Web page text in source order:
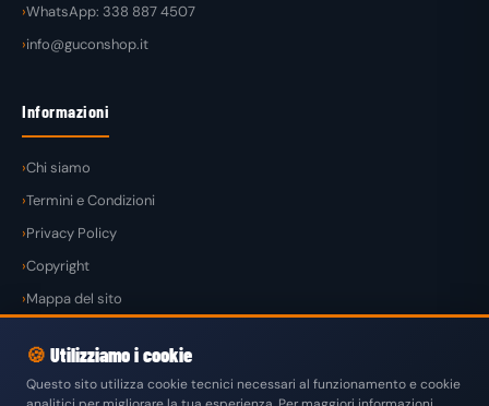
WhatsApp: 338 887 4507
info@guconshop.it
Informazioni
Chi siamo
Termini e Condizioni
Privacy Policy
Copyright
Mappa del sito
🍪 Utilizziamo i cookie
Questo sito utilizza cookie tecnici necessari al funzionamento e cookie